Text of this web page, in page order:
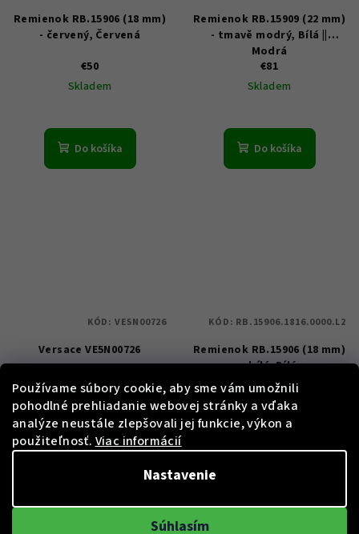
Používame súbory cookie, aby sme vám umožnili
pohodlné prehliadanie webovej stránky a vďaka
analýze neustále zlepšovali jej funkcie, výkon a
použiteľnosť. Viac informácií
Nastavenie
Súhlasím
Remienok RB.15906 (18 mm)
- červený, Červená
€50
Skladem
Do košíka
Remienok RB.15909 (22 mm)
- tmavě modrý, Bílá ||
Modrá
€81
Skladem
Do košíka
Versace VE5N00726
€679
€1 370
50 %)
Skladem
Do košíka
KÓD: VE5N00726
Remienok RB.15906 (18 mm)
- bílý, Bílá
€50
Skladem
KÓD: RB.15906.1816.0000.L2